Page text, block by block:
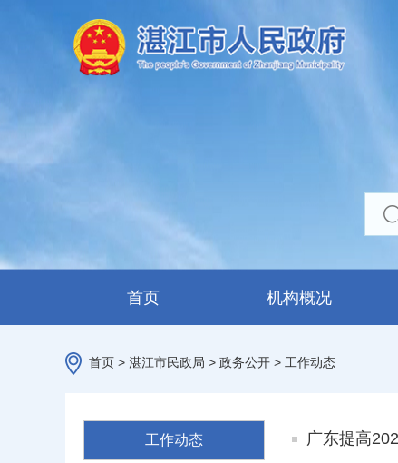
首页 机构概况
首页 > 湛江市民政局 > 政务公开 > 工作动态
工作动态 广东提高